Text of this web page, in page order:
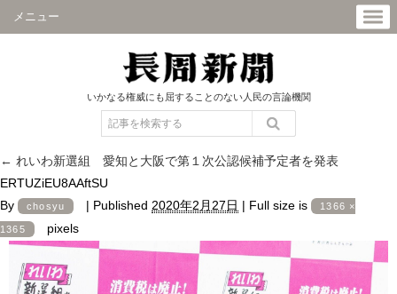
メニュー
いかなる権威にも屈することのない人民の言論機関
← れいわ新選組 愛知と大阪で第１次公認候補予定者を発表
ERTUZiEU8AAftSU
By
chosyu | Published 2020年2月27日 | Full size is 1366 ×
1365 pixels